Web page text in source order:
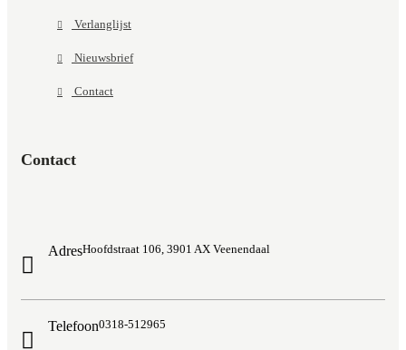
Verlanglijst
Nieuwsbrief
Contact
Contact
AdresHoofdstraat 106, 3901 AX Veenendaal
Telefoon0318-512965